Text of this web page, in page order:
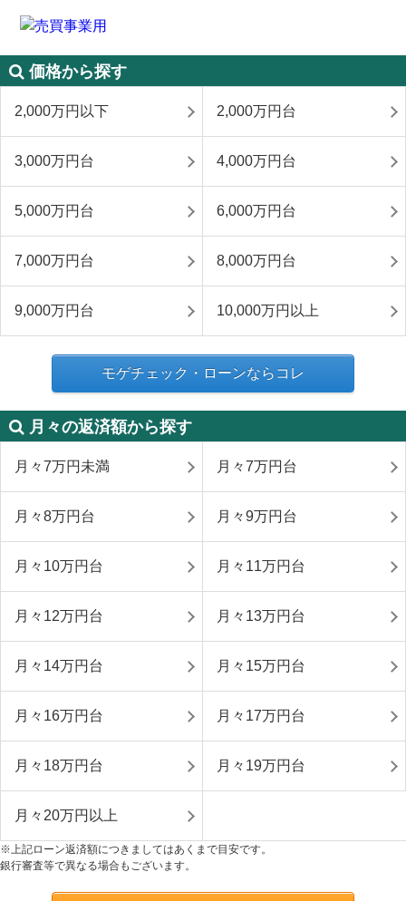
価格から探す
2,000万円以下 2,000万円台
3,000万円台 4,000万円台
5,000万円台 6,000万円台
7,000万円台 8,000万円台
9,000万円台 10,000万円以上
モゲチェック・ローンならコレ
月々の返済額から探す
月々7万円未満 月々7万円台
月々8万円台 月々9万円台
月々10万円台 月々11万円台
月々12万円台 月々13万円台
月々14万円台 月々15万円台
月々16万円台 月々17万円台
月々18万円台 月々19万円台
月々20万円以上
※上記ローン返済額につきましてはあくまで目安です。
銀行審査等で異なる場合もございます。